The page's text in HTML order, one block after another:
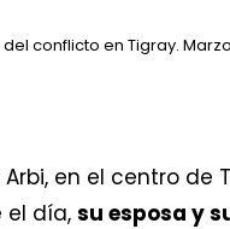
conflicto en Tigray. Marzo
en el centro de
el día, su esposa y